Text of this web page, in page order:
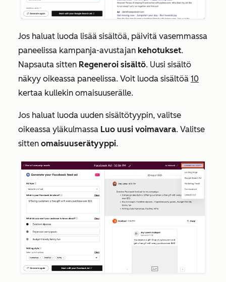
Jos haluat luoda lisää sisältöä, päivitä vasemmassa
paneelissa kampanja-avustajan kehotukset.
Napsauta sitten Regeneroi sisältö. Uusi sisältö
näkyy oikeassa paneelissa. Voit luoda sisältöä 10
kertaa kullekin omaisuuserälle.
Jos haluat luoda uuden sisältötyypin, valitse
oikeassa yläkulmassa Luo uusi voimavara. Valitse
sitten omaisuuserätyyppi.